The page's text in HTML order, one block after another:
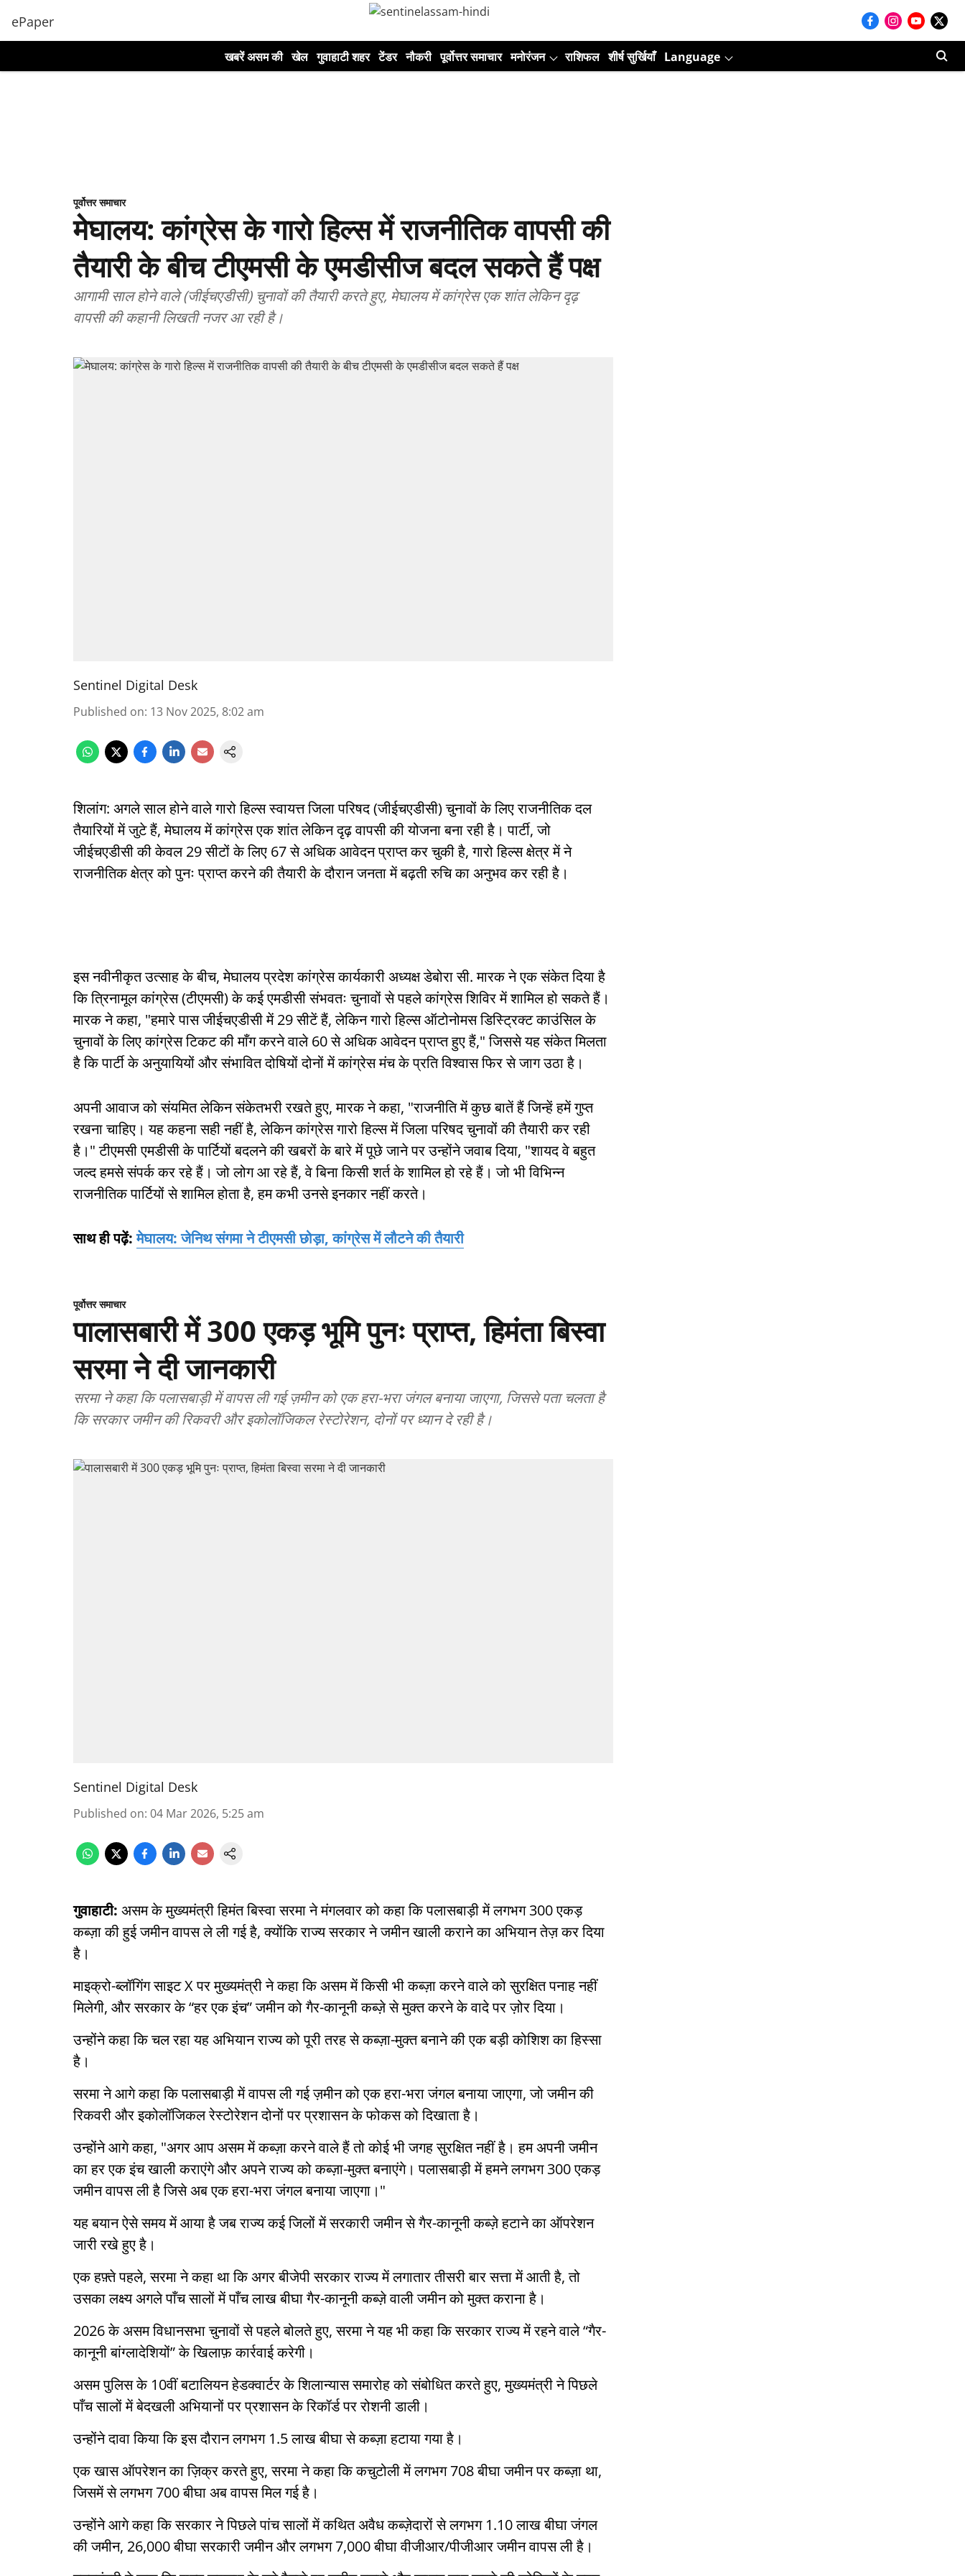
ePaper
खबरें असम की खेल गुवाहाटी शहर टेंडर नौकरी पूर्वोत्तर समाचार मनोरंजन राशिफल शीर्ष सुर्खियाँ Language
पूर्वोत्तर समाचार
मेघालय: कांग्रेस के गारो हिल्स में राजनीतिक वापसी की
तैयारी के बीच टीएमसी के एमडीसीज बदल सकते हैं पक्ष
आगामी साल होने वाले (जीईचएडीसी) चुनावों की तैयारी करते हुए, मेघालय में कांग्रेस एक शांत लेकिन दृढ़
वापसी की कहानी लिखती नजर आ रही है।
Sentinel Digital Desk
Published on: 13 Nov 2025, 8:02 am
शिलांग: अगले साल होने वाले गारो हिल्स स्वायत्त जिला परिषद (जीईचएडीसी) चुनावों के लिए राजनीतिक दल
तैयारियों में जुटे हैं, मेघालय में कांग्रेस एक शांत लेकिन दृढ़ वापसी की योजना बना रही है। पार्टी, जो
जीईचएडीसी की केवल 29 सीटों के लिए 67 से अधिक आवेदन प्राप्त कर चुकी है, गारो हिल्स क्षेत्र में ने
राजनीतिक क्षेत्र को पुनः प्राप्त करने की तैयारी के दौरान जनता में बढ़ती रुचि का अनुभव कर रही है।
इस नवीनीकृत उत्साह के बीच, मेघालय प्रदेश कांग्रेस कार्यकारी अध्यक्ष डेबोरा सी. मारक ने एक संकेत दिया है
कि त्रिनामूल कांग्रेस (टीएमसी) के कई एमडीसी संभवतः चुनावों से पहले कांग्रेस शिविर में शामिल हो सकते हैं।
मारक ने कहा, "हमारे पास जीईचएडीसी में 29 सीटें हैं, लेकिन गारो हिल्स ऑटोनोमस डिस्ट्रिक्ट काउंसिल के
चुनावों के लिए कांग्रेस टिकट की माँग करने वाले 60 से अधिक आवेदन प्राप्त हुए हैं," जिससे यह संकेत मिलता
है कि पार्टी के अनुयायियों और संभावित दोषियों दोनों में कांग्रेस मंच के प्रति विश्वास फिर से जाग उठा है।
अपनी आवाज को संयमित लेकिन संकेतभरी रखते हुए, मारक ने कहा, "राजनीति में कुछ बातें हैं जिन्हें हमें गुप्त
रखना चाहिए। यह कहना सही नहीं है, लेकिन कांग्रेस गारो हिल्स में जिला परिषद चुनावों की तैयारी कर रही
है।" टीएमसी एमडीसी के पार्टियों बदलने की खबरों के बारे में पूछे जाने पर उन्होंने जवाब दिया, "शायद वे बहुत
जल्द हमसे संपर्क कर रहे हैं। जो लोग आ रहे हैं, वे बिना किसी शर्त के शामिल हो रहे हैं। जो भी विभिन्न
राजनीतिक पार्टियों से शामिल होता है, हम कभी उनसे इनकार नहीं करते।
साथ ही पढ़ें:मेघालय: जेनिथ संगमा ने टीएमसी छोड़ा, कांग्रेस में लौटने की तैयारी
पूर्वोत्तर समाचार
पालासबारी में 300 एकड़ भूमि पुनः प्राप्त, हिमंता बिस्वा
सरमा ने दी जानकारी
सरमा ने कहा कि पलासबाड़ी में वापस ली गई ज़मीन को एक हरा-भरा जंगल बनाया जाएगा, जिससे पता चलता है
कि सरकार जमीन की रिकवरी और इकोलॉजिकल रेस्टोरेशन, दोनों पर ध्यान दे रही है।
Sentinel Digital Desk
Published on: 04 Mar 2026, 5:25 am
गुवाहाटी: असम के मुख्यमंत्री हिमंत बिस्वा सरमा ने मंगलवार को कहा कि पलासबाड़ी में लगभग 300 एकड़
कब्ज़ा की हुई जमीन वापस ले ली गई है, क्योंकि राज्य सरकार ने जमीन खाली कराने का अभियान तेज़ कर दिया
है।
माइक्रो-ब्लॉगिंग साइट X पर मुख्यमंत्री ने कहा कि असम में किसी भी कब्ज़ा करने वाले को सुरक्षित पनाह नहीं
मिलेगी, और सरकार के “हर एक इंच” जमीन को गैर-कानूनी कब्ज़े से मुक्त करने के वादे पर ज़ोर दिया।
उन्होंने कहा कि चल रहा यह अभियान राज्य को पूरी तरह से कब्ज़ा-मुक्त बनाने की एक बड़ी कोशिश का हिस्सा
है।
सरमा ने आगे कहा कि पलासबाड़ी में वापस ली गई ज़मीन को एक हरा-भरा जंगल बनाया जाएगा, जो जमीन की
रिकवरी और इकोलॉजिकल रेस्टोरेशन दोनों पर प्रशासन के फोकस को दिखाता है।
उन्होंने आगे कहा, "अगर आप असम में कब्ज़ा करने वाले हैं तो कोई भी जगह सुरक्षित नहीं है। हम अपनी जमीन
का हर एक इंच खाली कराएंगे और अपने राज्य को कब्ज़ा-मुक्त बनाएंगे। पलासबाड़ी में हमने लगभग 300 एकड़
जमीन वापस ली है जिसे अब एक हरा-भरा जंगल बनाया जाएगा।"
यह बयान ऐसे समय में आया है जब राज्य कई जिलों में सरकारी जमीन से गैर-कानूनी कब्ज़े हटाने का ऑपरेशन
जारी रखे हुए है।
एक हफ़्ते पहले, सरमा ने कहा था कि अगर बीजेपी सरकार राज्य में लगातार तीसरी बार सत्ता में आती है, तो
उसका लक्ष्य अगले पाँच सालों में पाँच लाख बीघा गैर-कानूनी कब्ज़े वाली जमीन को मुक्त कराना है।
2026 के असम विधानसभा चुनावों से पहले बोलते हुए, सरमा ने यह भी कहा कि सरकार राज्य में रहने वाले “गैर-
कानूनी बांग्लादेशियों” के खिलाफ़ कार्रवाई करेगी।
असम पुलिस के 10वीं बटालियन हेडक्वार्टर के शिलान्यास समारोह को संबोधित करते हुए, मुख्यमंत्री ने पिछले
पाँच सालों में बेदखली अभियानों पर प्रशासन के रिकॉर्ड पर रोशनी डाली।
उन्होंने दावा किया कि इस दौरान लगभग 1.5 लाख बीघा से कब्ज़ा हटाया गया है।
एक खास ऑपरेशन का ज़िक्र करते हुए, सरमा ने कहा कि कचुटोली में लगभग 708 बीघा जमीन पर कब्ज़ा था,
जिसमें से लगभग 700 बीघा अब वापस मिल गई है।
उन्होंने आगे कहा कि सरकार ने पिछले पांच सालों में कथित अवैध कब्ज़ेदारों से लगभग 1.10 लाख बीघा जंगल
की जमीन, 26,000 बीघा सरकारी जमीन और लगभग 7,000 बीघा वीजीआर/पीजीआर जमीन वापस ली है।